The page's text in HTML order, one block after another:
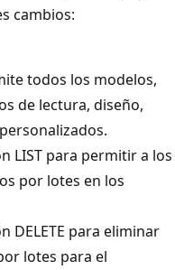
cambios:
todos los modelos,
de lectura, diseño,
LIST para permitir a los
por lotes en los
DELETE para eliminar
lotes para el